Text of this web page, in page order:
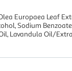
Europaea Leaf
Sodium
Lavandula Oil/